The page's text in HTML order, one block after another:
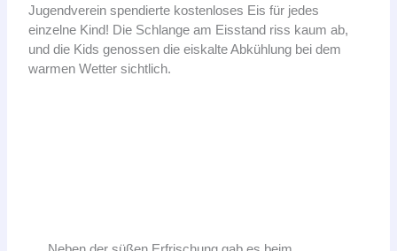
Jugendverein spendierte kostenloses Eis für jedes
einzelne Kind! Die Schlange am Eisstand riss kaum ab,
und die Kids genossen die eiskalte Abkühlung bei dem
warmen Wetter sichtlich.